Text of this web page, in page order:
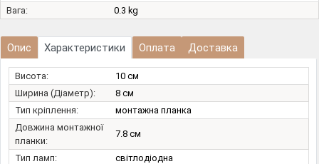
Вага:
0.3 kg
Опис Характеристики Оплата Доставка
Висота:
10 см
Ширина (Діаметр):
8 см
Тип кріплення:
монтажна планка
Довжина монтажної
планки:
7.8 см
Тип ламп:
світлодіодна